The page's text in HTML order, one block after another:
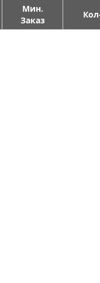
Мин.
Заказ